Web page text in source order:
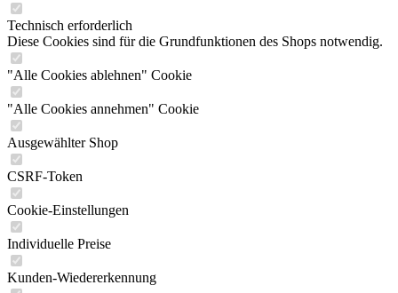
Technisch erforderlich
Diese Cookies sind für die Grundfunktionen des Shops notwendig.
"Alle Cookies ablehnen" Cookie
"Alle Cookies annehmen" Cookie
Ausgewählter Shop
CSRF-Token
Cookie-Einstellungen
Individuelle Preise
Kunden-Wiedererkennung